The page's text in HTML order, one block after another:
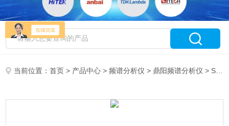
当前位置：首页 > 产品中心 >频谱分析仪 > 鼎阳频谱分析仪 > SHA851A鼎阳手持式频谱分析仪